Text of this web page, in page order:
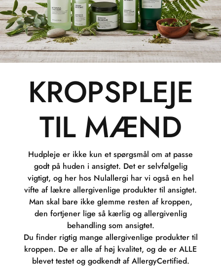
KROPSPLEJE
TIL MÆND
Hudpleje er ikke kun et spørgsmål om at passe
godt på huden i ansigtet. Det er selvfølgelig
vigtigt, og her hos Nulallergi har vi også en hel
vifte af lækre allergivenlige produkter til ansigtet.
Man skal bare ikke glemme resten af kroppen,
den fortjener lige så kærlig og allergivenlig
behandling som ansigtet.
Du finder rigtig mange allergivenlige produkter til
kroppen. De er alle af høj kvalitet, og de er ALLE
blevet testet og godkendt af AllergyCertified.